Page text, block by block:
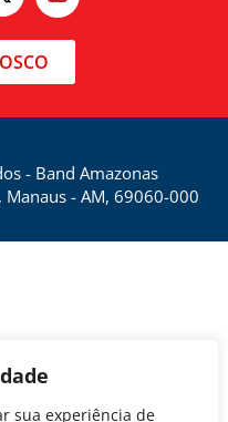
sua experiência de
- Band Amazonas
- AM, 69060-000